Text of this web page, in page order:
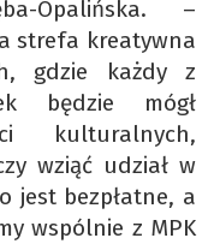
Opalińska. –
strefa kreatywna
gdzie każdy z
będzie mógł
kulturalnych,
wziąć udział w
jest bezpłatne, a
wspólnie z MPK